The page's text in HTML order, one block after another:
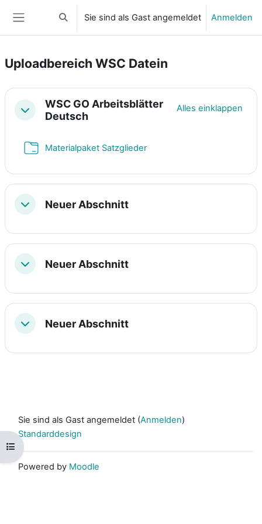
Website-Übersicht
Sucheingabe umschalten
Sie sind als Gast angemeldet Anmelden
Kursindex öffnen
Uploadbereich WSC Datein
Abschnittsübersicht
Einklappen
WSC GO Arbeitsblätter
Deutsch
Alles einklappen
Materialpaket SatzgliederVerzeichnis
EinklappenNeuer Abschnitt
EinklappenNeuer Abschnitt
EinklappenNeuer Abschnitt
Sie sind als Gast angemeldet (Anmelden)
Standarddesign
Powered by Moodle